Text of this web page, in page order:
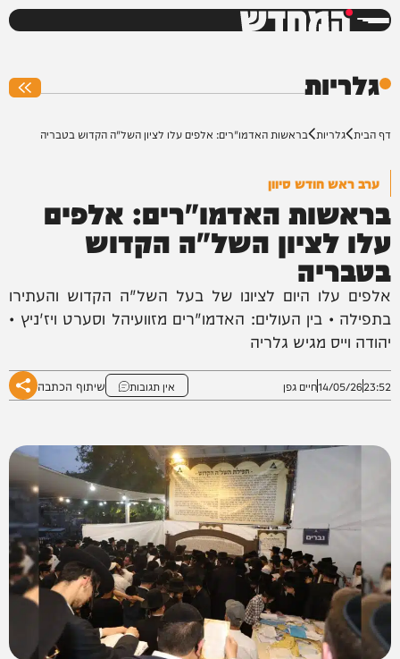
המחדש
גלריות
דף הבית גלריות בראשות האדמו"רים: אלפים עלו לציון השל"ה הקדוש בטבריה
ערב ראש חודש סיוון
בראשות האדמו"רים: אלפים
עלו לציון השל"ה הקדוש
בטבריה
אלפים עלו היום לציונו של בעל השל"ה הקדוש והעתירו
בתפילה • בין העולים: האדמו"רים מזוועיהל וסערט ויז'ניץ •
יהודה וייס מגיש גלריה
23:52
14/05/26חיים גפן אין תגובות שיתוף הכתבה